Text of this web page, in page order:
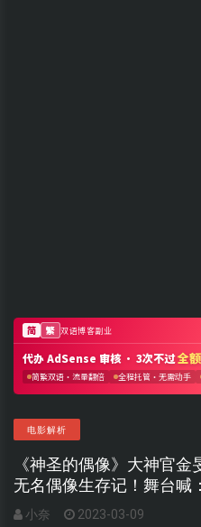
电影解析
《神圣的偶像》大神官
无名偶像生存记！舞台喊
小奈 2023-03-09